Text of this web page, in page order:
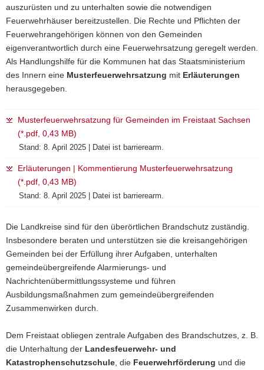
auszurüsten und zu unterhalten sowie die notwendigen
Feuerwehrhäuser bereitzustellen. Die Rechte und Pflichten der
Feuerwehrangehörigen können von den Gemeinden
eigenverantwortlich durch eine Feuerwehrsatzung geregelt werden.
Als Handlungshilfe für die Kommunen hat das Staatsministerium
des Innern eine Musterfeuerwehrsatzung mit Erläuterungen
herausgegeben.
Musterfeuerwehrsatzung für Gemeinden im Freistaat Sachsen
(*.pdf, 0,43 MB)
Stand: 8. April 2025 | Datei ist barrierearm.
Erläuterungen | Kommentierung Musterfeuerwehrsatzung
(*.pdf, 0,43 MB)
Stand: 8. April 2025 | Datei ist barrierearm.
Die Landkreise sind für den überörtlichen Brandschutz zuständig.
Insbesondere beraten und unterstützen sie die kreisangehörigen
Gemeinden bei der Erfüllung ihrer Aufgaben, unterhalten
gemeindeübergreifende Alarmierungs- und
Nachrichtenübermittlungssysteme und führen
Ausbildungsmaßnahmen zum gemeindeübergreifenden
Zusammenwirken durch.
Dem Freistaat obliegen zentrale Aufgaben des Brandschutzes, z. B.
die Unterhaltung der Landesfeuerwehr- und
Katastrophenschutzschule , die Feuerwehrförderung und die